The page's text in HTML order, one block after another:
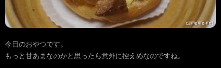
今日のおやつです。
もっと甘あまなのかと思ったら意外に控えめなのですね。